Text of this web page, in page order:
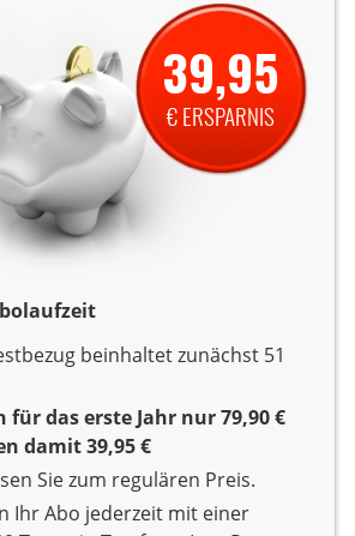
beinhaltet zunächst 51
für das erste Jahr nur 79,90 €
damit 39,95 €
Sie zum regulären Preis.
Ihr Abo jederzeit mit einer
39,95
€ ERSPARNIS